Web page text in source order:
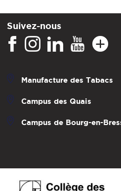
Suivez-nous
Manufacture des Tabacs
Campus des Quais
Campus de Bourg-en-